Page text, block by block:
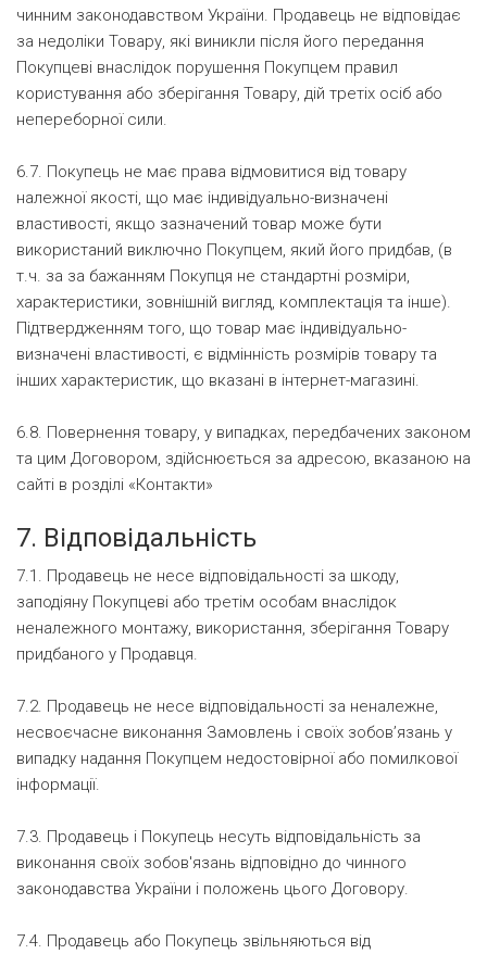
чинним законодавством України. Продавець не відповідає
за недоліки Товару, які виникли після його передання
Покупцеві внаслідок порушення Покупцем правил
користування або зберігання Товару, дій третіх осіб або
непереборної сили.
6.7. Покупець не має права відмовитися від товару
належної якості, що має індивідуально-визначені
властивості, якщо зазначений товар може бути
використаний виключно Покупцем, який його придбав, (в
т.ч. за за бажанням Покупця не стандартні розміри,
характеристики, зовнішній вигляд, комплектація та інше).
Підтвердженням того, що товар має індивідуально-
визначені властивості, є відмінність розмірів товару та
інших характеристик, що вказані в інтернет-магазині.
6.8. Повернення товару, у випадках, передбачених законом
та цим Договором, здійснюється за адресою, вказаною на
сайті в розділі «Контакти»
7. Відповідальність
7.1. Продавець не несе відповідальності за шкоду,
заподіяну Покупцеві або третім особам внаслідок
неналежного монтажу, використання, зберігання Товару
придбаного у Продавця.
7.2. Продавець не несе відповідальності за неналежне,
несвоєчасне виконання Замовлень і своїх зобов’язань у
випадку надання Покупцем недостовірної або помилкової
інформації.
7.3. Продавець і Покупець несуть відповідальність за
виконання своїх зобов'язань відповідно до чинного
законодавства України і положень цього Договору.
7.4. Продавець або Покупець звільняються від